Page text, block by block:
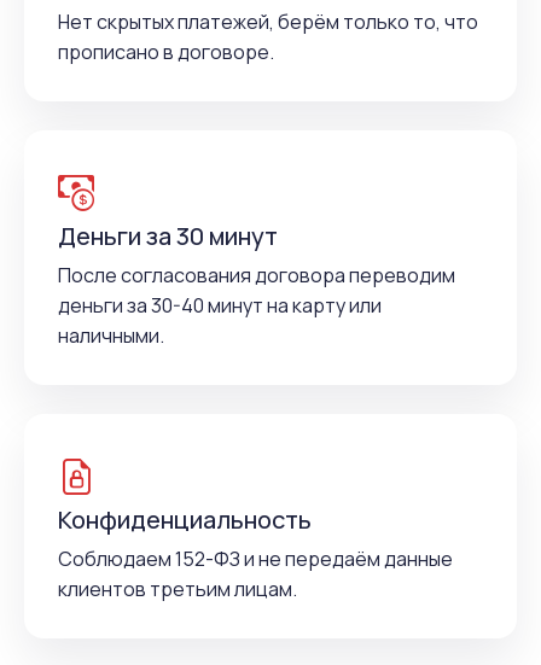
Нет скрытых платежей, берём только то, что
прописано в договоре.
Деньги за 30 минут
После согласования договора переводим
деньги за 30-40 минут на карту или
наличными.
Конфиденциальность
Соблюдаем 152-ФЗ и не передаём данные
клиентов третьим лицам.